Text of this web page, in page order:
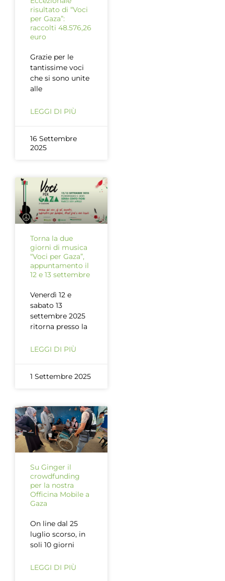
risultato di “Voci
per Gaza”:
raccolti 48.576,26
euro
Grazie per le
tantissime voci
che si sono unite
alle
LEGGI DI PIÙ
16 Settembre
2025
Torna la due
giorni di musica
“Voci per Gaza”,
appuntamento il
12 e 13 settembre
Venerdì 12 e
sabato 13
settembre 2025
ritorna presso la
LEGGI DI PIÙ
1 Settembre 2025
Su Ginger il
crowdfunding
per la nostra
Officina Mobile a
Gaza
On line dal 25
luglio scorso, in
soli 10 giorni
LEGGI DI PIÙ